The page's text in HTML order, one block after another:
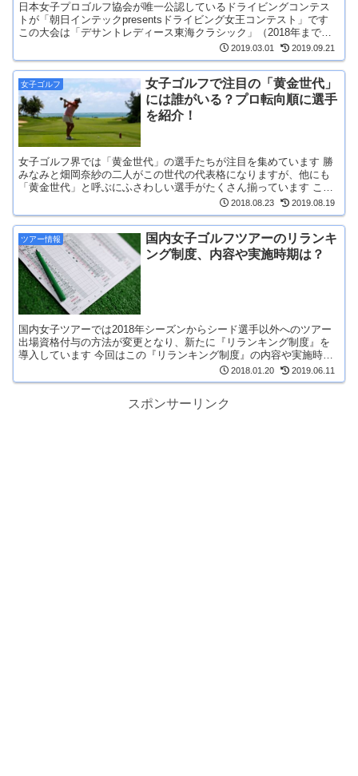
日本女子プロゴルフ協会が唯一公認しているドライビングコンテス
トが「朝日インテックpresentsドライビング女王コンテスト」です
この大会は「デサントレディース東海クラシック」（2018年までの
2019.03.01 2019.09.21
女子ゴルフ
女子ゴルフで注目の「黄金世代」
には誰がいる？プロ転向順に選手
を紹介！
女子ゴルフ界では「黄金世代」の選手たちが注目を集めています 勝
みなみと畑岡奈紗の二人がこの世代の代表格になりますが、他にも
「黄金世代」と呼ぶにふさわしい選手がたくさん揃っています これ
2018.08.23 2019.08.19
ツアー情報
国内女子ゴルフツアーのリランキ
ング制度、内容や実施時期は？
国内女子ツアーでは2018年シーズンからシード選手以外へのツアー
出場資格付与の方法が変更となり、新たに『リランキング制度』を
導入しています 今回はこの『リランキング制度』の内容や実施時期
など制度について出来るだけ分かりやすく説...2018.01.20 2019.06.11
スポンサーリンク